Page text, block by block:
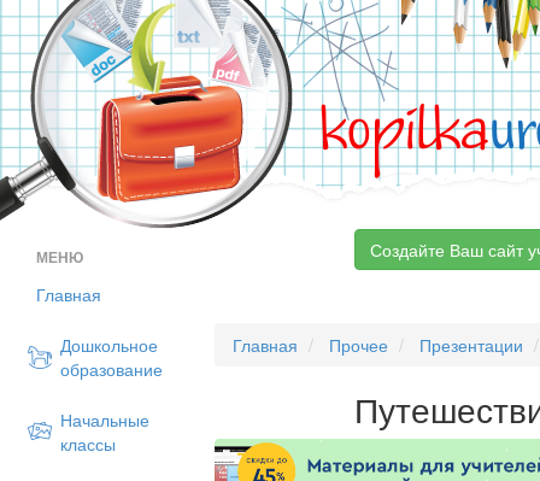
kopilka
МЕНЮ
Главная
Дошкольное
образование
Начальные
классы
Создайте Ваш сайт
Главная Прочее Презентации